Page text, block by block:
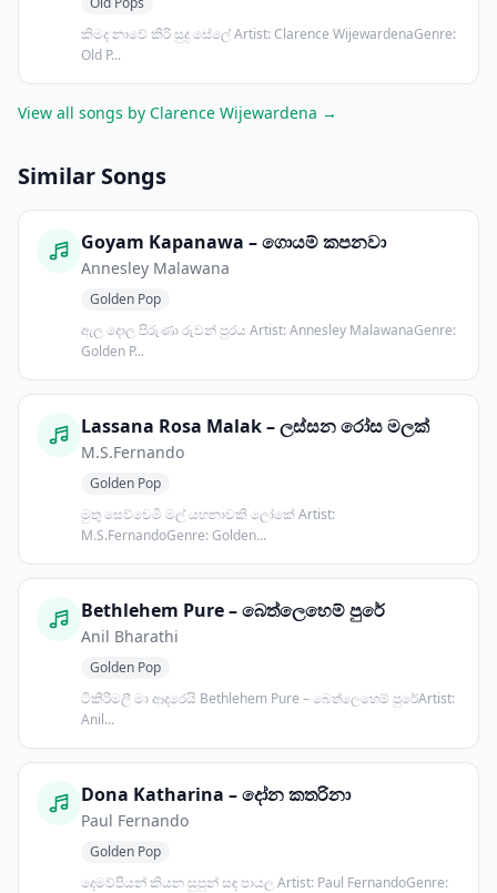
කිමද නාවේ කිරි සුදු සේලේ Artist: Clarence WijewardenaGenre:
Old P...
View all songs by Clarence Wijewardena →
Similar Songs
Goyam Kapanawa – ගොයම් කපනවා
Annesley Malawana
Golden Pop
ඇල දොල පිරුණා රුවන් පුරය Artist: Annesley MalawanaGenre:
Golden P...
Lassana Rosa Malak – ලස්සන රෝස මලක්
M.S.Fernando
Golden Pop
මුතු සෙව්වෙමි මල් යහනාවකි ලෝකේ Artist:
M.S.FernandoGenre: Golden...
Bethlehem Pure – බෙත්ලෙහෙම් පුරේ
Anil Bharathi
Golden Pop
ටිකිරිමලී මා ආදරෙයි Bethlehem Pure – බෙත්ලෙහෙම් පුරේArtist:
Anil...
Dona Katharina – දෝන කතරිනා
Paul Fernando
Golden Pop
දෙමව්පියන් කියන සුපුන් සඳ පායල Artist: Paul FernandoGenre: